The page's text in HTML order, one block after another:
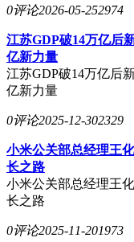
0评论2026-05-252974
江苏GDP破14万亿后
亿新力量
江苏GDP破14万亿后
亿新力量
0评论2025-12-302329
小米公关部总经理王
长之路
小米公关部总经理王
长之路
0评论2025-11-201973